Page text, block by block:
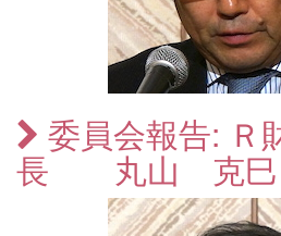
委員会報告: Ｒ
長 丸山 克巳